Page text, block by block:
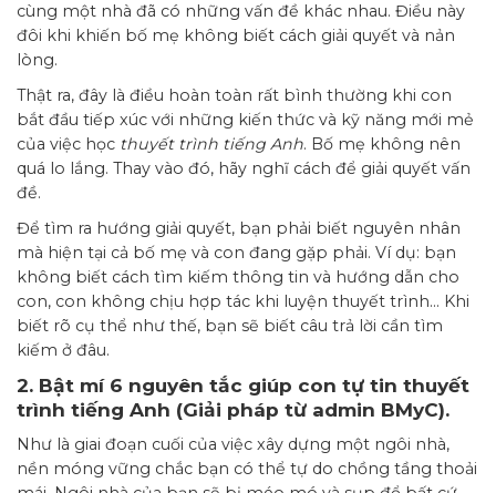
cùng một nhà đã có những vấn đề khác nhau. Điều này
đôi khi khiến bố mẹ không biết cách giải quyết và nản
lòng.
Thật ra, đây là điều hoàn toàn rất bình thường khi con
bắt đầu tiếp xúc với những kiến thức và kỹ năng mới mẻ
của việc học thuyết trình tiếng Anh. Bố mẹ không nên
quá lo lắng. Thay vào đó, hãy nghĩ cách để giải quyết vấn
đề.
Để tìm ra hướng giải quyết, bạn phải biết nguyên nhân
mà hiện tại cả bố mẹ và con đang gặp phải. Ví dụ: bạn
không biết cách tìm kiếm thông tin và hướng dẫn cho
con, con không chịu hợp tác khi luyện thuyết trình… Khi
biết rõ cụ thể như thế, bạn sẽ biết câu trả lời cần tìm
kiếm ở đâu.
2. Bật mí 6 nguyên tắc giúp con tự tin thuyết
trình tiếng Anh (Giải pháp từ admin BMyC).
Như là giai đoạn cuối của việc xây dựng một ngôi nhà,
nền móng vững chắc bạn có thể tự do chồng tầng thoải